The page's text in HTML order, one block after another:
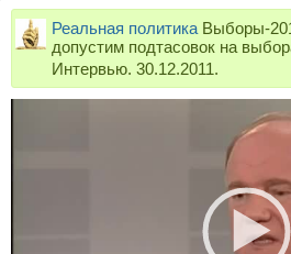
Реальная политика Выборы-
допустим подтасовок на
Интервью. 30.12.2011.